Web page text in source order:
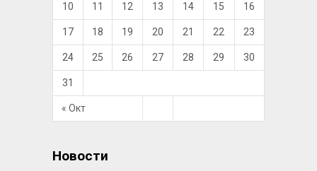
« Окт
10 11 12 13 14 15 16
17 18 19 20 21 22 23
24 25 26 27 28 29 30
31
Новости